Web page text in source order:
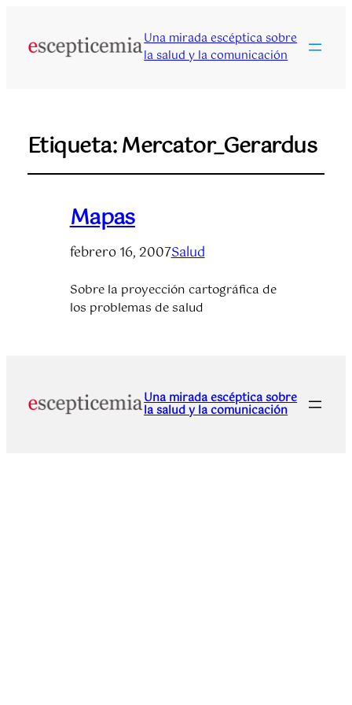
Una mirada escéptica sobre
la salud y la comunicación
Etiqueta:Mercator_Gerardus
Mapas
febrero 16, 2007Salud
Sobre la proyección cartográfica de
los problemas de salud
Una mirada escéptica sobre
la salud y la comunicación